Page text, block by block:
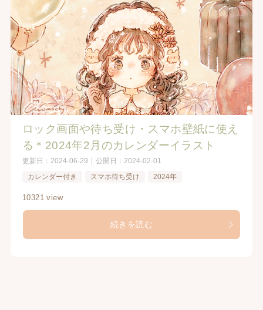
ロック画面や待ち受け・スマホ壁紙に使え
る＊2024年2月のカレンダーイラスト
更新日： 2024-06-29 公開日： 2024-02-01
カレンダー付き
スマホ待ち受け 2024年
10321 view
続きを読む